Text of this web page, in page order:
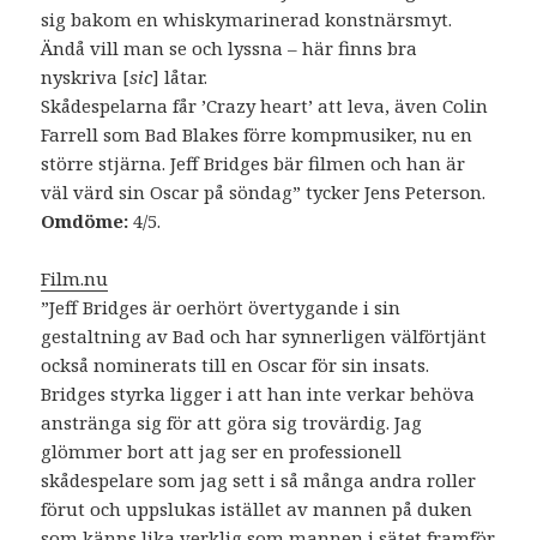
sig bakom en whiskymarinerad konstnärsmyt.
Ändå vill man se och lyssna – här finns bra
nyskriva [sic] låtar.
Skådespelarna får ’Crazy heart’ att leva, även Colin
Farrell som Bad Blakes förre kompmusiker, nu en
större stjärna. Jeff Bridges bär filmen och han är
väl värd sin Oscar på söndag” tycker Jens Peterson.
Omdöme: 4/5.
Film.nu
”Jeff Bridges är oerhört övertygande i sin
gestaltning av Bad och har synnerligen välförtjänt
också nominerats till en Oscar för sin insats.
Bridges styrka ligger i att han inte verkar behöva
anstränga sig för att göra sig trovärdig. Jag
glömmer bort att jag ser en professionell
skådespelare som jag sett i så många andra roller
förut och uppslukas istället av mannen på duken